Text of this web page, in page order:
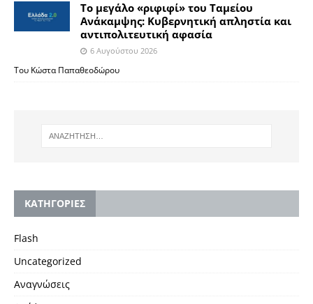
Το μεγάλο «ριφιφί» του Ταμείου
Ανάκαμψης: Κυβερνητική απληστία και
αντιπολιτευτική αφασία
6 Αυγούστου 2026
Του Κώστα Παπαθεοδώρου
KΑΤΗΓΟΡΙΕΣ
Flash
Uncategorized
Αναγνώσεις